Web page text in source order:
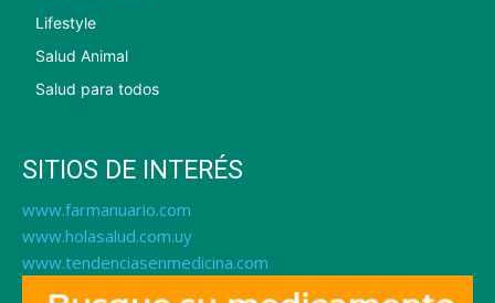
Lifestyle
Salud Animal
Salud para todos
SITIOS DE INTERÉS
www.farmanuario.com
www.holasalud.com.uy
www.tendenciasenmedicina.com